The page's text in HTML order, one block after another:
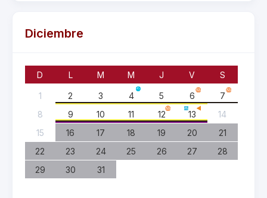
Diciembre
D L M M J V S
1 2 3 4 5 6
7
8
9 10 11 12 13
14
15
16 17 18 19 20
21
22
23 24 25 26 27
28
29
30 31